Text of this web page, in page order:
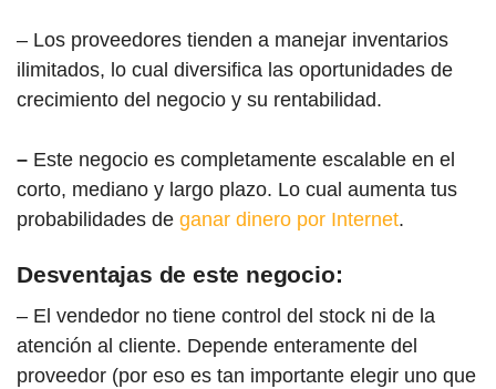
– Los proveedores tienden a manejar inventarios
ilimitados, lo cual diversifica las oportunidades de
crecimiento del negocio y su rentabilidad.
– Este negocio es completamente escalable en el
corto, mediano y largo plazo. Lo cual aumenta tus
probabilidades de ganar dinero por Internet.
Desventajas de este negocio:
– El vendedor no tiene control del stock ni de la
atención al cliente. Depende enteramente del
proveedor (por eso es tan importante elegir uno que